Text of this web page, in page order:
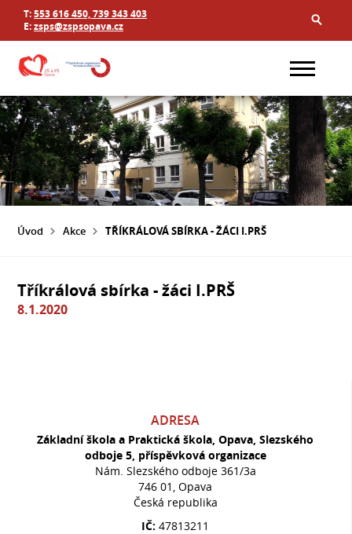
T:553 616 450, 739 343 403
E:zsps@zspsopava.cz
Úvod Akce TŘÍKRÁLOVÁ SBÍRKA - ŽÁCI I.PRŠ
Tříkrálová sbírka - žáci I.PRŠ
8.1.2020
ADRESA
Základní škola a Praktická škola, Opava, Slezského
odboje 5, příspěvková organizace
Nám. Slezského odboje 361/3a
746 01, Opava
Česká republika
IČ:47813211